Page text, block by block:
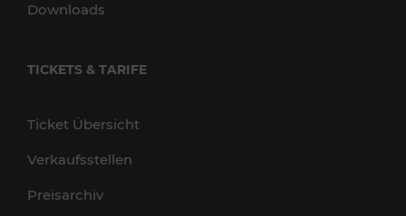
Downloads
TICKETS & TARIFE
Ticket Übersicht
Verkaufsstellen
Preisarchiv